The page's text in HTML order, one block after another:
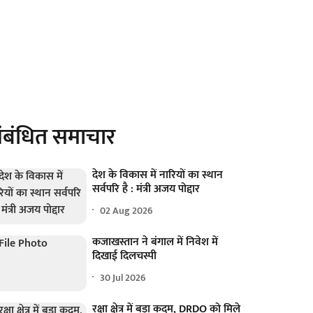
समाचार
देश के विकास में नारियों का स्थान
सर्वपरि है : मंत्री अजय पोद्दार
02 Aug 2026
कजाखस्तान ने बंगाल में निवेश में
दिखाई दिलचस्पी
30 Jul 2026